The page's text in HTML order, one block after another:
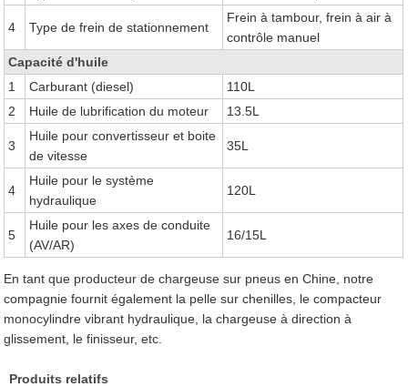
4 Type de frein de stationnement
Frein à tambour, frein à air à
contrôle manuel
Capacité d'huile
1
Carburant (diesel)
110L
2
Huile de lubrification du moteur 13.5L
3
Huile pour convertisseur et boite
de vitesse
35L
4
Huile pour le système
hydraulique
120L
5
Huile pour les axes de conduite
(AV/AR)
16/15L
En tant que producteur de chargeuse sur pneus en Chine, notre
compagnie fournit également la pelle sur chenilles, le compacteur
monocylindre vibrant hydraulique, la chargeuse à direction à
glissement, le finisseur, etc.
Produits relatifs